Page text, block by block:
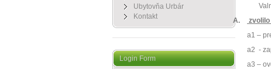
Ubytovňa Urbár
Kontakt
Login Form
A.
zvolilo
a1 –
a2 -
a3 –